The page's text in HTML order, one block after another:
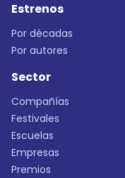
Estrenos
Por décadas
Por autores
Sector
Compañías
Festivales
Escuelas
Empresas
Premios